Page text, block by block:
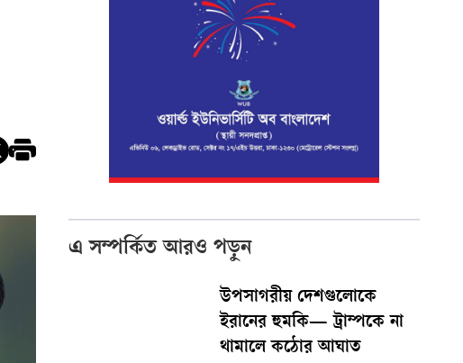
এ সম্পর্কিত আরও পড়ুন
উপসাগরীয় দেশগুলোকে
ইরানের হুমকি— ট্রাম্পকে না
থামালে কঠোর আঘাত